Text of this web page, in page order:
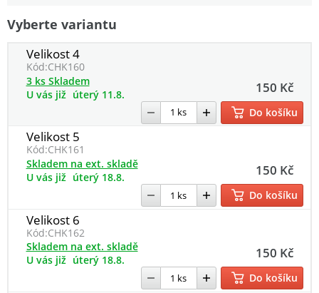
Vyberte variantu
Velikost 4
Kód:CHK160
150 Kč
3 ks Skladem
U vás již úterý 11.8.
Do košíku
Velikost 5
Kód:CHK161
150 Kč
Skladem na ext. skladě
U vás již úterý 18.8.
Do košíku
Velikost 6
Kód:CHK162
150 Kč
Skladem na ext. skladě
U vás již úterý 18.8.
Do košíku